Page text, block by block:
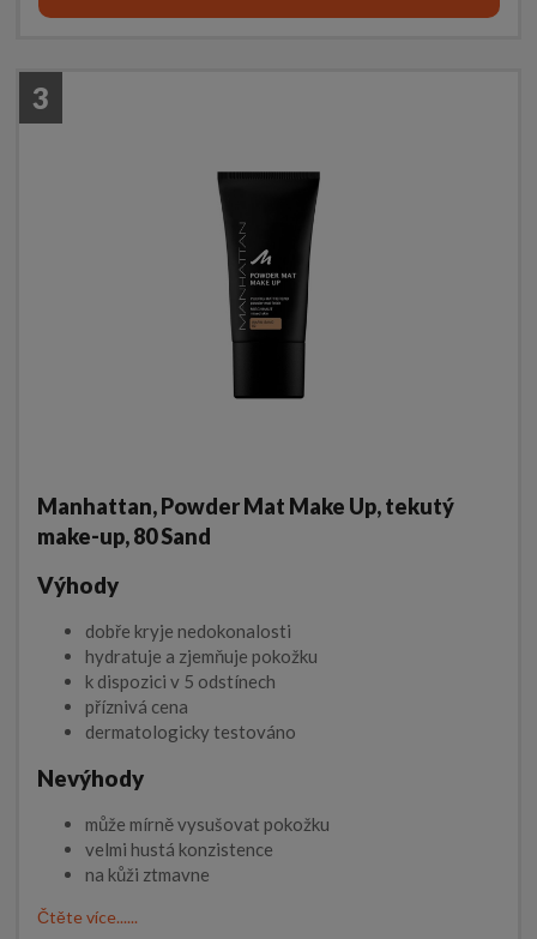
3
Manhattan, Powder Mat Make Up, tekutý
make-up, 80 Sand
Výhody
dobře kryje nedokonalosti
hydratuje a zjemňuje pokožku
k dispozici v 5 odstínech
příznivá cena
dermatologicky testováno
Nevýhody
může mírně vysušovat pokožku
velmi hustá konzistence
na kůži ztmavne
Čtěte více......